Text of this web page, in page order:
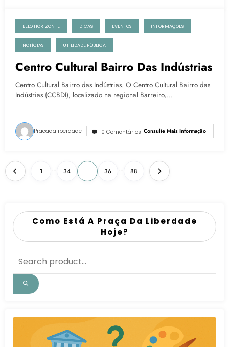
21 de agosto de 2023
BELO HORIZONTE DICAS EVENTOS INFORMAÇÕES
NOTÍCIAS UTILIDADE PÚBLICA
Centro Cultural Bairro Das Indústrias
Centro Cultural Bairro das Indústrias. O Centro Cultural Bairro das
Indústrias (CCBDI), localizado na regional Barreiro,…
Pracadaliberdade 0 Comentários Consulte Mais Informação
1 … 34 36 … 88
Como Está A Praça Da Liberdade
Hoje?